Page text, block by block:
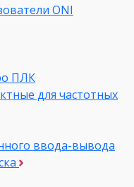
ONI
ПЛК
для частотных
ввода-вывода